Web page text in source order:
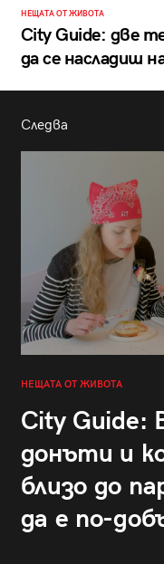
НЕЩАТА ОТ ЖИВОТА
City Guide: две
да се насладиш
Следва
НЕЩАТА ОТ ЖИВОТА
City Guide:
донъти и
близо до
да е по-